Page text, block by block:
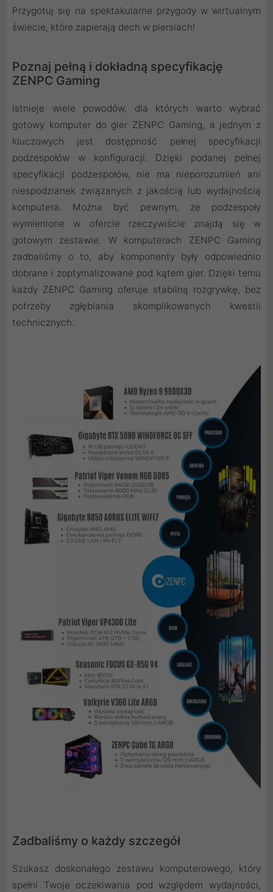
Przygotuj się na spektakularne przygody w wirtualnym
świecie, które zapierają dech w piersiach!
Poznaj pełną i dokładną specyfikację
ZENPC Gaming
Istnieje wiele powodów, dla których warto wybrać
gotowy komputer do gier ZENPC Gaming, a jednym z
kluczowych jest dostępność pełnej specyfikacji
podzespołów w konfiguracji. Dzięki podanej pełnej
specyfikacji podzespołów, nie ma nieporozumień ani
niespodzianek związanych z jakością lub wydajnością
komputera. Można być pewnym, że podzespoły
wymienione w ofercie rzeczywiście znajdą się w
gotowym zestawie. W komputerach ZENPC Gaming
zadbaliśmy o to, aby komponenty były odpowiednio
dobrane i zoptymalizowane pod kątem gier. Dzięki temu
każdy ZENPC Gaming oferuje stabilną rozgrywkę, bez
potrzeby zgłębiania skomplikowanych kwestii
technicznych.
Zadbaliśmy o każdy szczegół
Szukasz doskonałego zestawu komputerowego, który
spełni Twoje oczekiwania pod względem wydajności,